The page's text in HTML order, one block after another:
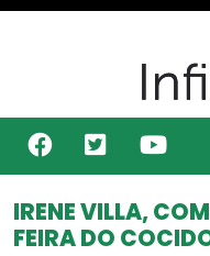
IRENE VILLA,
FEIRA DO